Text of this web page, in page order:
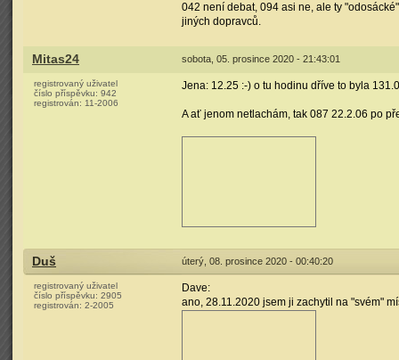
042 není debat, 094 asi ne, ale ty
jiných dopravců.
Mitas24 sobota, 05. prosince 2020 - 21:43:01
registrovaný uživatel
číslo příspěvku: 942
registrován: 11-2006
Jena: 12.25 :-) o tu hodinu dříve to byla
A ať jenom netlachám, tak 087 22.2.06 po
Duš úterý, 08. prosince 2020 - 00:40:20
registrovaný uživatel
číslo příspěvku: 2905
registrován: 2-2005
Dave:
ano, 28.11.2020 jsem ji zachytil na "svém"